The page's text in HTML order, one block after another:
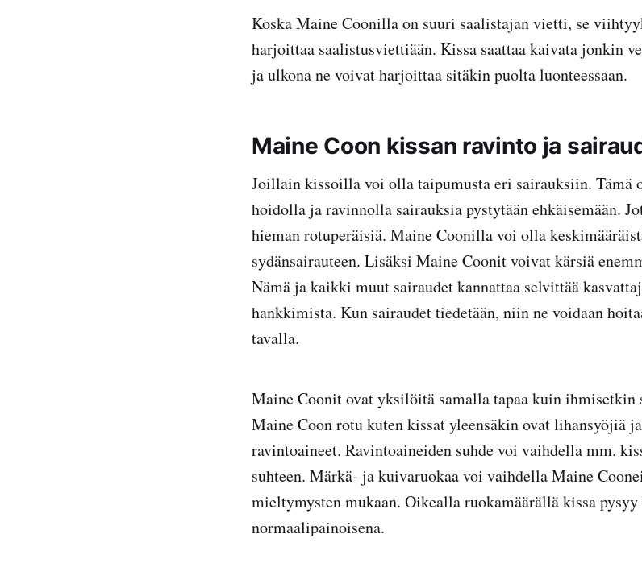
Koska Maine Coonilla on suuri saalistajan vietti, se
harjoittaa saalistusviettiään. Kissa saattaa kaivata jonkin
ja ulkona ne voivat harjoittaa sitäkin puolta luonteessaan.
Maine Coon kissan ravinto ja
Joillain kissoilla voi olla taipumusta eri sairauksiin. Tämä
hoidolla ja ravinnolla sairauksia pystytään ehkäisemään.
hieman rotuperäisiä. Maine Coonilla voi olla
sydänsairauteen. Lisäksi Maine Coonit voivat kärsiä
Nämä ja kaikki muut sairaudet kannattaa selvittää
hankkimista. Kun sairaudet tiedetään, niin ne voidaan
tavalla.
Maine Coonit ovat yksilöitä samalla tapaa kuin ihmisetkin
Maine Coon rotu kuten kissat yleensäkin ovat lihansyöjiä
ravintoaineet. Ravintoaineiden suhde voi vaihdella mm.
suhteen. Märkä- ja kuivaruokaa voi vaihdella Maine
mieltymysten mukaan. Oikealla ruokamäärällä kissa
normaalipainoisena.